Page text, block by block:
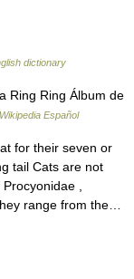
dictionary
Ring Ring Álbum de
Wikipedia Español
for their seven or
tail Cats are not
,
range from the…